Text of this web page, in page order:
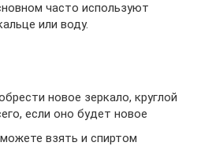
часто используют
или воду.
новое зеркало, круглой
если оно будет новое
взять и спиртом